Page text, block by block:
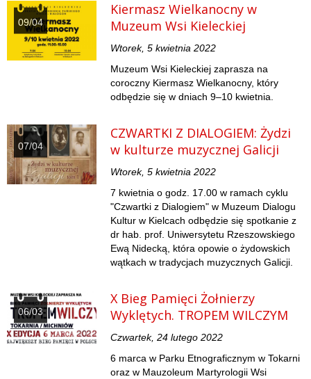
09/04
Kiermasz Wielkanocny w
Muzeum Wsi Kieleckiej
Wtorek, 5 kwietnia 2022
Muzeum Wsi Kieleckiej zaprasza na
coroczny Kiermasz Wielkanocny, który
odbędzie się w dniach 9–10 kwietnia.
07/04
CZWARTKI Z DIALOGIEM: Żydzi
w kulturze muzycznej Galicji
Wtorek, 5 kwietnia 2022
7 kwietnia o godz. 17.00 w ramach cyklu
"Czwartki z Dialogiem" w Muzeum Dialogu
Kultur w Kielcach odbędzie się spotkanie z
dr hab. prof. Uniwersytetu Rzeszowskiego
Ewą Nidecką, która opowie o żydowskich
wątkach w tradycjach muzycznych Galicji.
06/03
X Bieg Pamięci Żołnierzy
Wyklętych. TROPEM WILCZYM
Czwartek, 24 lutego 2022
6 marca w Parku Etnograficznym w Tokarni
oraz w Mauzoleum Martyrologii Wsi